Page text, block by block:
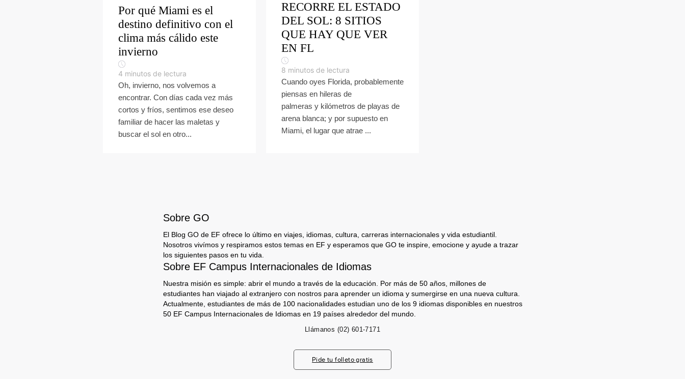
Por qué Miami es el
destino definitivo con el
clima más cálido este
invierno
4 minutos de lectura
Oh, invierno, nos volvemos a
encontrar. Con días cada vez más
cortos y fríos, sentimos ese deseo
familiar de hacer las maletas y
buscar el sol en otro...
RECORRE EL ESTADO
DEL SOL: 8 SITIOS
QUE HAY QUE VER
EN FL
8 minutos de lectura
Cuando oyes Florida, probablemente
piensas en hileras de
palmeras y kilómetros de playas de
arena blanca; y por supuesto en
Miami, el lugar que atrae ...
Sobre GO
El Blog GO de EF ofrece lo último en viajes, idiomas, cultura, carreras internacionales y vida estudiantil.
Nosotros vivímos y respiramos estos temas en EF y esperamos que GO te inspire, emocione y ayude a trazar
los siguientes pasos en tu vida.
Sobre EF Campus Internacionales de Idiomas
Nuestra misión es simple: abrir el mundo a través de la educación. Por más de 50 años, millones de
estudiantes han viajado al extranjero con nostros para aprender un idioma y sumergirse en una nueva cultura.
Actualmente, estudiantes de más de 100 nacionalidades estudian uno de los 9 idiomas disponibles en nuestros
50 EF Campus Internacionales de Idiomas en 19 países alrededor del mundo.
Llámanos (02) 601-7171
Pide tu folleto gratis